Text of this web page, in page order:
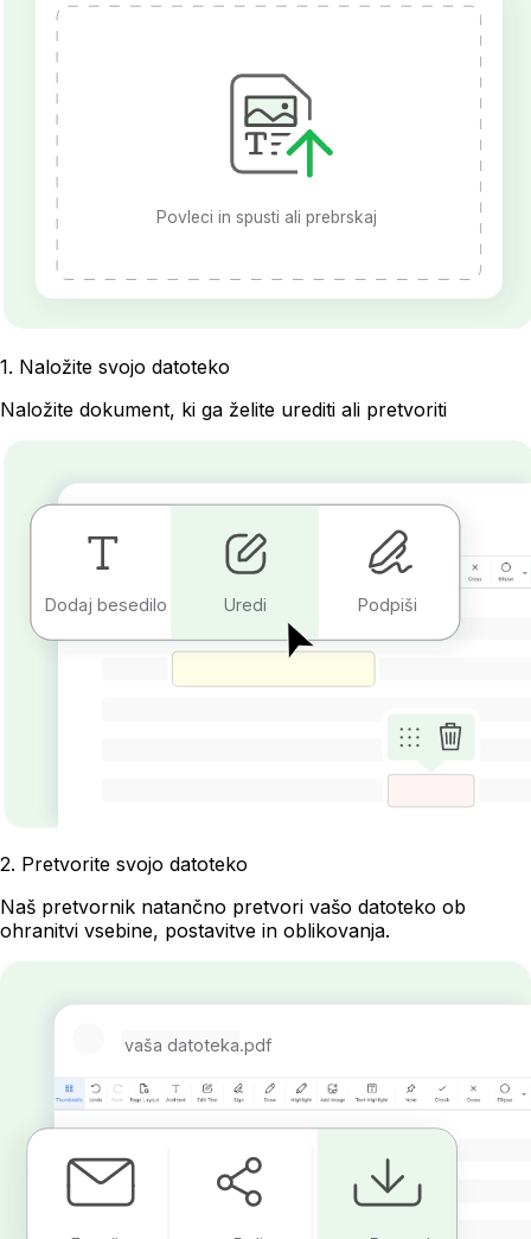
Povleci in spusti ali prebrskaj
1. Naložite svojo datoteko
Naložite dokument, ki ga želite urediti ali pretvoriti
Dodaj besedilo Uredi Podpiši
2. Pretvorite svojo datoteko
Naš pretvornik natančno pretvori vašo datoteko ob
ohranitvi vsebine, postavitve in oblikovanja.
vaša datoteka.pdf